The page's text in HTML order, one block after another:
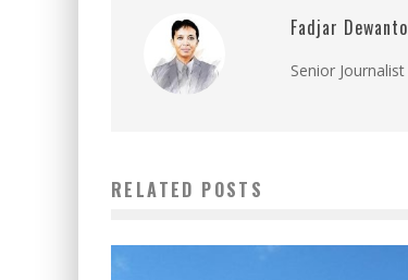
Fadjar Dewanto
Senior Journalist
RELATED POSTS